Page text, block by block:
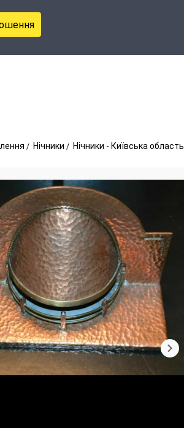
Нічники Нічники - Київська область